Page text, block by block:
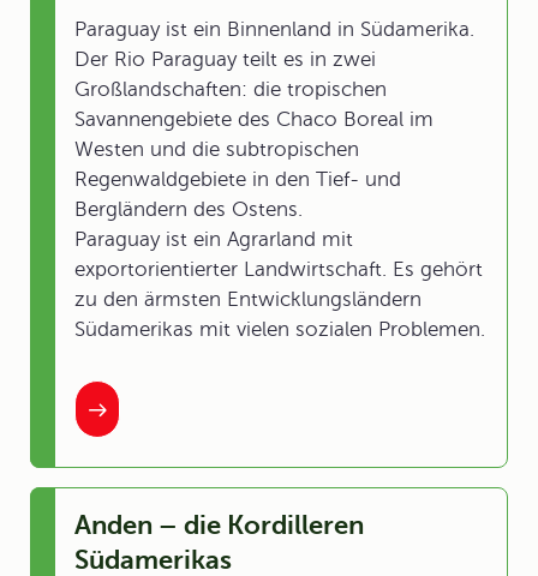
Paraguay ist ein Binnenland in Südamerika.
Der Rio Paraguay teilt es in zwei
Großlandschaften: die tropischen
Savannengebiete des Chaco Boreal im
Westen und die subtropischen
Regenwaldgebiete in den Tief- und
Bergländern des Ostens.
Paraguay ist ein Agrarland mit
exportorientierter Landwirtschaft. Es gehört
zu den ärmsten Entwicklungsländern
Südamerikas mit vielen sozialen Problemen.
Anden – die Kordilleren
Südamerikas